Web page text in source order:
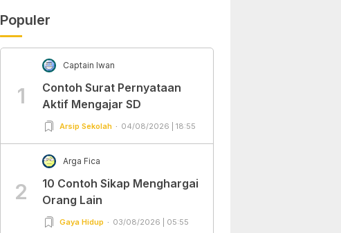
Populer
1
Captain Iwan
Contoh Surat Pernyataan
Aktif Mengajar SD
Arsip Sekolah 04/08/2026 | 18:55
2
Arga Fica
10 Contoh Sikap Menghargai
Orang Lain
Gaya Hidup 03/08/2026 | 05:55